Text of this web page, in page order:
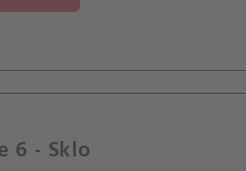
6 - Sklo